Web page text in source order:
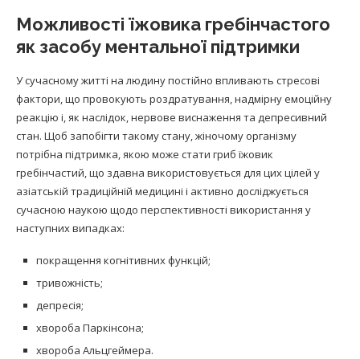
Можливості їжовика гребінчастого
як засобу ментальної підтримки
У сучасному житті на людину постійно впливають стресові
фактори, що провокують роздратування, надмірну емоційну
реакцію і, як наслідок, нервове виснаження та депресивний
стан. Щоб запобігти такому стану, жіночому організму
потрібна підтримка, якою може стати гриб їжовик
гребінчастий, що здавна використовується для цих цілей у
азіатській традиційній медицині і активно досліджується
сучасною наукою щодо перспективності використання у
наступних випадках:
покращення когнітивних функцій;
тривожність;
депресія;
хвороба Паркінсона;
хвороба Альцгеймера.